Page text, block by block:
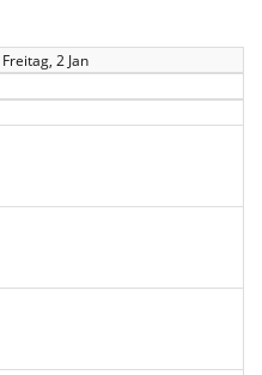
Freitag, 2 Jan